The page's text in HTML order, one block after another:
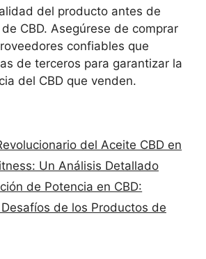
del producto antes de
CBD. Asegúrese de comprar
confiables que
de terceros para garantizar la
del CBD que venden.
del Aceite CBD en
Un Análisis Detallado
de Potencia en CBD:
de los Productos de